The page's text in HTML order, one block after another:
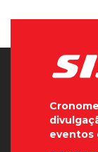
eventos